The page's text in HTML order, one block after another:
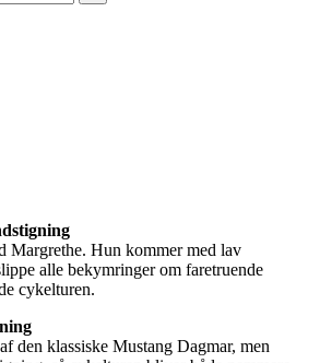
Margrethe. Hun kommer med lav
alle bekymringer om faretruende
cykelturen.
den klassiske Mustang Dagmar, men